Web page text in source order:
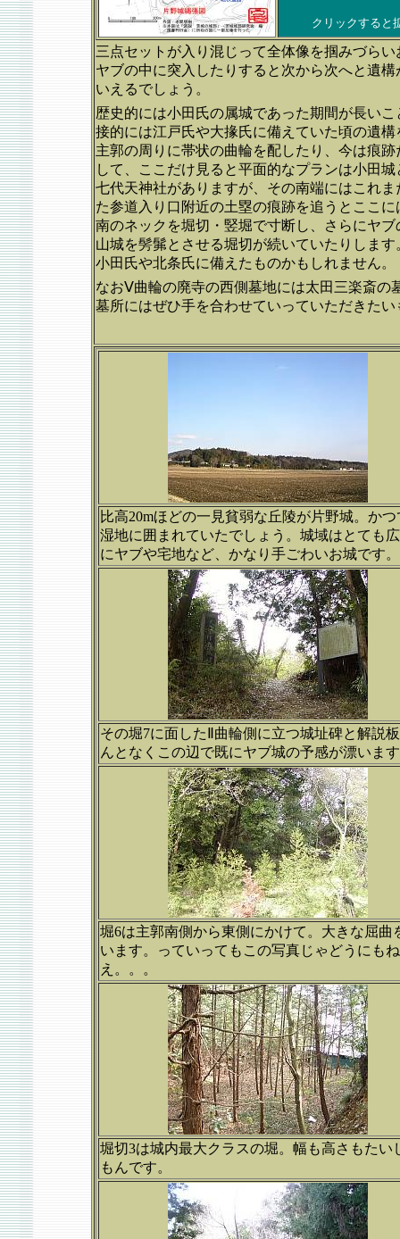
クリックすると
三点セットが入り混じって全体像を掴みづら
ヤブの中に突入したりすると次から次へと遺
いえるでしょう。
歴史的には小田氏の属城であった期間が長い
接的には江戸氏や大掾氏に備えていた頃の遺
主郭の周りに帯状の曲輪を配したり、今は痕
して、ここだけ見ると平面的なプランは小田
七代天神社がありますが、その南端にはこれ
た参道入り口附近の土塁の痕跡を追うとここ
南のネックを堀切・竪堀で寸断し、さらにヤ
山城を髣髴とさせる堀切が続いていたりしま
小田氏や北条氏に備えたものかもしれません。
なおⅤ曲輪の廃寺の西側墓地には太田三楽斎
墓所にはぜひ手を合わせていっていただきたい
比高20mほどの一見貧弱な丘陵が片野城。かつ
湿地に囲まれていたでしょう。城域はとても
にヤブや宅地など、かなり手ごわいお城です。
その堀7に面したⅡ曲輪側に立つ城址碑と解説
んとなくこの辺で既にヤブ城の予感が漂いま
堀6は主郭南側から東側にかけて。大きな屈曲
います。っていってもこの写真じゃどうにもね
え。。。
堀切3は城内最大クラスの堀。幅も高さもたい
もんです。